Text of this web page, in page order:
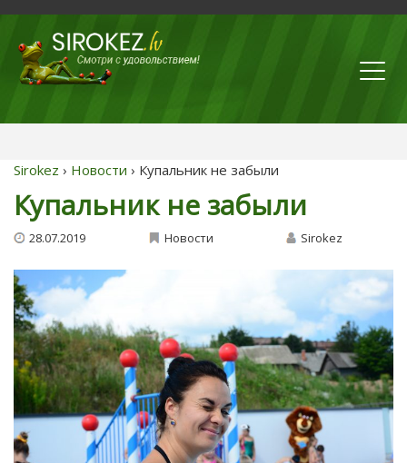
Sirokez › Новости › Купальник не забыли
Купальник не забыли
28.07.2019 Новости Sirokez